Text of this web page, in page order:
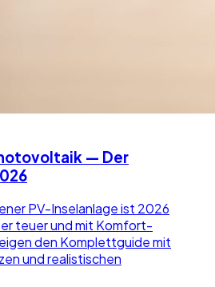
— Der
PV-Inselanlage ist 2026
teuer und mit Komfort-
den Komplettguide mit
und realistischen